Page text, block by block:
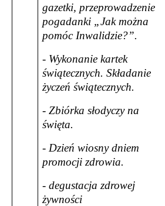
gazetki, przeprowadzenie
pogadanki „Jak można
pomóc Inwalidzie?”.
- Wykonanie kartek
świątecznych. Składanie
życzeń świątecznych.
- Zbiórka słodyczy na
święta.
- Dzień wiosny dniem
promocji zdrowia.
- degustacja zdrowej
żywności